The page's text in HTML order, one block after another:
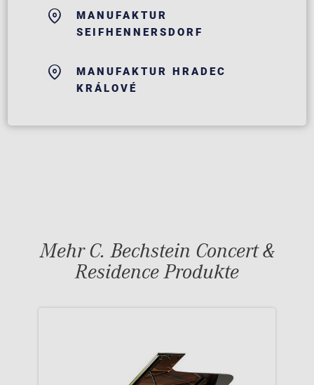
MANUFAKTUR
SEIFHENNERSDORF
MANUFAKTUR HRADEC
KRÁLOVÉ
Mehr C. Bechstein Concert &
Residence Produkte